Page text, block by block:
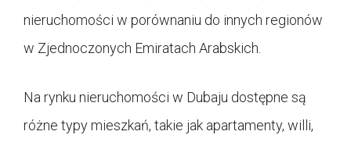
nieruchomości w porównaniu do innych regionów
w Zjednoczonych Emiratach Arabskich.
Na rynku nieruchomości w Dubaju dostępne są
różne typy mieszkań, takie jak apartamenty, willi,